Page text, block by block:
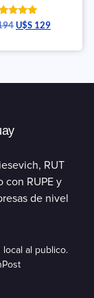
con
de 5
U$S 129
RUT
con RUPE y
de nivel
local al publico.